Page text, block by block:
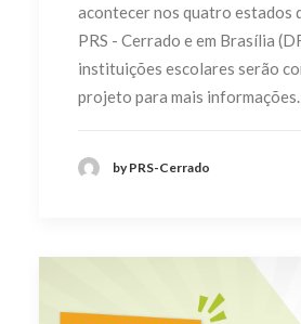
acontecer nos quatro estados
PRS - Cerrado e em Brasília
instituições escolares serão
projeto para mais informações.
by PRS-Cerrado